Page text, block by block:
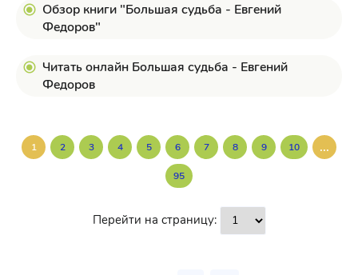
Обзор книги "Большая судьба - Евгений
Федоров"
Читать онлайн Большая судьба - Евгений
Федоров
1 2 3 4 5 6 7 8 9 10 ...
95
Перейти на страницу: